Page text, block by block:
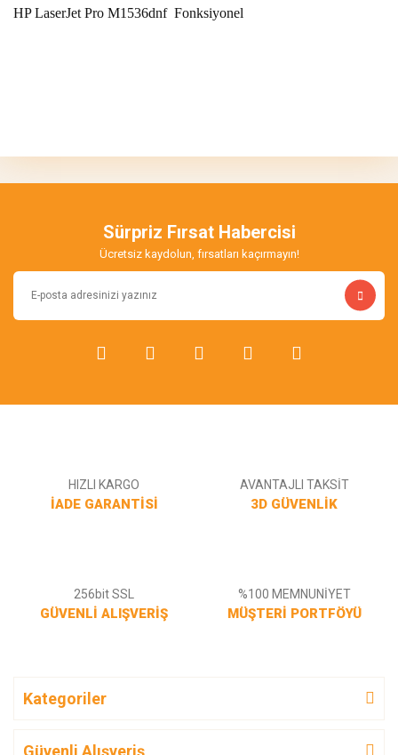
HP LaserJet Pro M1536dnf Fonksiyonel
Yorum Yaz
Ürün bilgilerinde hatalar bulunuyor.
Ürün fiyatı diğer sitelerden daha pahalı.
Bu ürüne benzer farklı alternatifler olmalı.
Sürpriz Fırsat Habercisi
Ücretsiz kaydolun, fırsatları kaçırmayın!
HIZLI KARGO
İADE GARANTİSİ
AVANTAJLI TAKSİT
3D GÜVENLİK
256bit SSL
GÜVENLİ ALIŞVERİŞ
%100 MEMNUNİYET
MÜŞTERİ PORTFÖYÜ
Kategoriler
Güvenli Alışveriş